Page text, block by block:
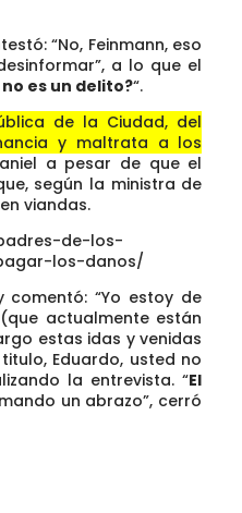
“No, Feinmann, eso
a lo que el
es un delito?“.
de la Ciudad, del
y maltrata a los
a pesar de que el
según la ministra de
viandas.
de-los-
los-danos/
“Yo estoy de
actualmente están
estas idas y venidas
titulo, Eduardo, usted no
la entrevista. “El
un abrazo”, cerró